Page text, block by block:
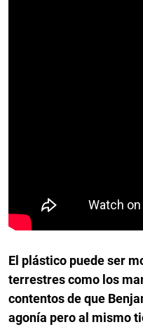
El plástico puede ser
terrestres como los
contentos de que
agonía pero al mismo